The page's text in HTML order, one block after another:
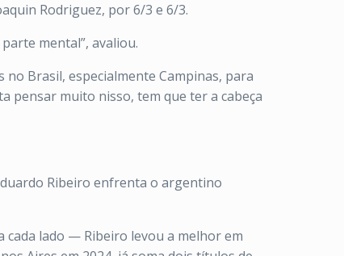
Rodriguez, por 6/3 e 6/3.
mental”, avaliou.
Brasil, especialmente Campinas, para
pensar muito nisso, tem que ter a cabeça
Ribeiro enfrenta o argentino
cada lado — Ribeiro levou a melhor em